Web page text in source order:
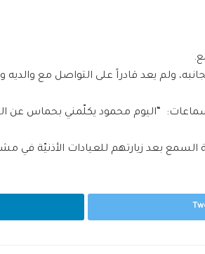
ولم يعد قادراً على التواصل مع والديه
“اليوم محمود يكلّمني بحماس عن